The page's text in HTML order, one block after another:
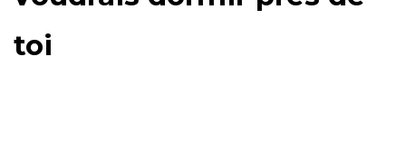
toi